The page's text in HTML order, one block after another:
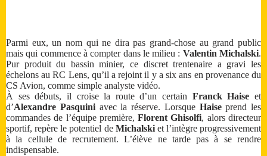
Parmi eux, un nom qui ne dira pas grand-chose au grand public
mais qui commence à compter dans le milieu : Valentin Michalski.
Pur produit du bassin minier, ce discret trentenaire a gravi les
échelons au RC Lens, qu’il a rejoint il y a six ans en provenance du
CS Avion, comme simple analyste vidéo.
À ses débuts, il croise la route d’un certain Franck Haise et
d’Alexandre Pasquiniavec la réserve. Lorsque Haiseprend les
commandes de l’équipe première,Florent Ghisolfi, alors directeur
sportif, repère le potentiel de Michalskiet l’intègre progressivement
à la cellule de recrutement. L’élève ne tarde pas à se rendre
indispensable.